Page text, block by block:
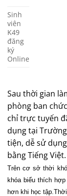
Sinh
viên
K49
đăng
ký
Online
Sau thời gian
phòng ban
chỉ trực tuyến
dụng tại
tiện, dễ sử
bằng Tiếng Việt.
Trên cơ sở thời
khóa biểu thích
hơn khi học